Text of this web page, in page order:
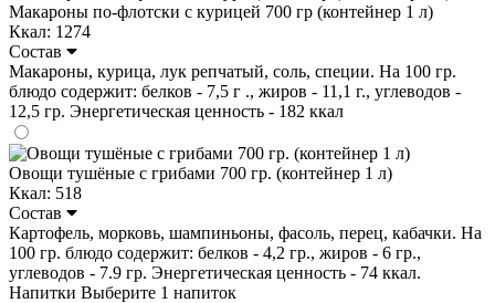
Макароны по-флотски с курицей 700 гр (контейнер 1 л)
Ккал: 1274
Состав
Макароны, курица, лук репчатый, соль, специи. На 100 гр.
блюдо содержит: белков - 7,5 г ., жиров - 11,1 г., углеводов -
12,5 гр. Энергетическая ценность - 182 ккал
Овощи тушёные с грибами 700 гр. (контейнер 1 л)
Ккал: 518
Состав
Картофель, морковь, шампиньоны, фасоль, перец, кабачки. На
100 гр. блюдо содержит: белков - 4,2 гр., жиров - 6 гр.,
углеводов - 7.9 гр. Энергетическая ценность - 74 ккал.
Напитки Выберите 1 напиток